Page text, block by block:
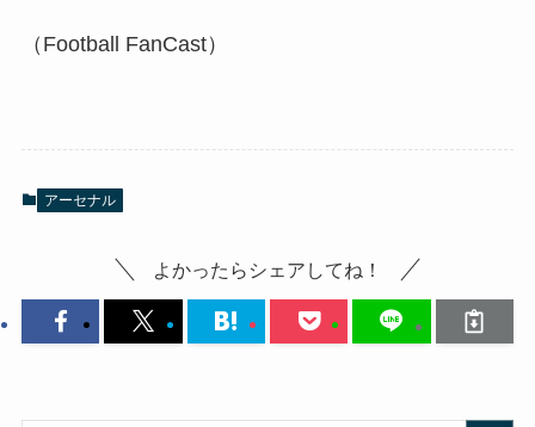
（Football FanCast）
アーセナル
よかったらシェアしてね！